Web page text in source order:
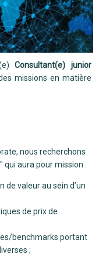
Consultant(e) junior
missions en matière
nous recherchons
" qui aura pour mission :
de valeur au sein d’un
de prix de
benchmarks portant
;